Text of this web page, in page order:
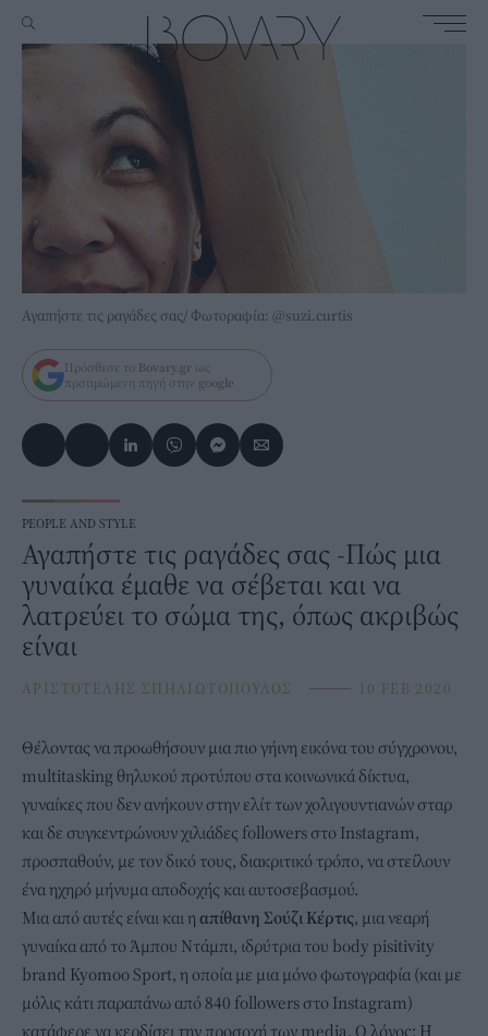
Αγαπήστε τις ραγάδες σας/ Φωτοραφία: @suzi.curtis
Πρόσθεσε το Bovary.gr ως
προτιμώμενη πηγή στην google
PEOPLE AND STYLE
Αγαπήστε τις ραγάδες σας -Πώς μια
γυναίκα έμαθε να σέβεται και να
λατρεύει το σώμα της, όπως ακριβώς
είναι
ΑΡΙΣΤΟΤΕΛΗΣ ΣΠΗΛΙΩΤΟΠΟΥΛΟΣ ⸻ 10 FEB 2020
Θέλοντας να προωθήσουν μια πιο γήινη εικόνα του σύγχρονου,
multitasking θηλυκού προτύπου στα κοινωνικά δίκτυα,
γυναίκες που δεν ανήκουν στην ελίτ των χολιγουντιανών σταρ
και δε συγκεντρώνουν χιλιάδες followers στο Instagram,
προσπαθούν, με τον δικό τους, διακριτικό τρόπο, να στείλουν
ένα ηχηρό μήνυμα αποδοχής και αυτοσεβασμού.
Μια από αυτές είναι και η απίθανη Σούζι Κέρτις, μια νεαρή
γυναίκα από το Άμπου Ντάμπι, ιδρύτρια του body pisitivity
brand Kyomoo Sport, η οποία με μια μόνο φωτογραφία (και με
μόλις κάτι παραπάνω από 840 followers στο Instagram)
κατάφερε να κερδίσει την προσοχή των media. Ο λόγος; Η